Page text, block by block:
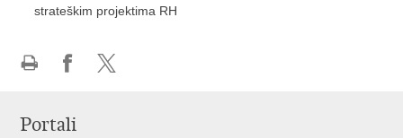
strateškim projektima RH
Facebooku
Portali